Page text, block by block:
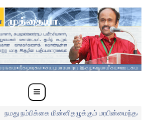
நமது நம்பிக்கை மின்னிதழுக்கும் மரபின்மைந்தன்